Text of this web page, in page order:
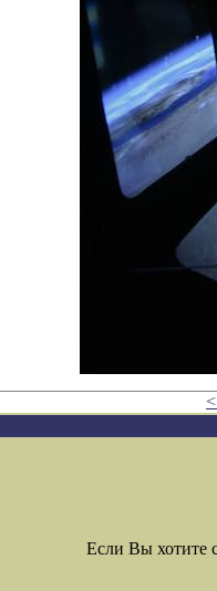
Если Вы хотите